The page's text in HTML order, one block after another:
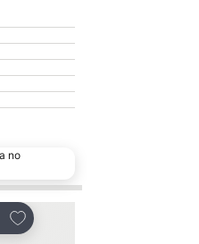
no
Adicionar aos favoritos